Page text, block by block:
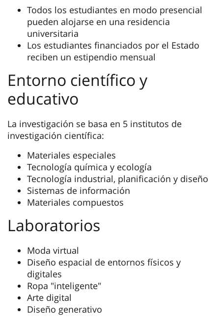
Todos los estudiantes en modo presencial
pueden alojarse en una residencia
universitaria
Los estudiantes financiados por el Estado
reciben un estipendio mensual
Entorno científico y
educativo
La investigación se basa en 5 institutos de
investigación científica:
Materiales especiales
Tecnología química y ecología
Tecnología industrial, planificación y diseño
Sistemas de información
Materiales compuestos
Laboratorios
Moda virtual
Diseño espacial de entornos físicos y
digitales
Ropa "inteligente"
Arte digital
Diseño generativo